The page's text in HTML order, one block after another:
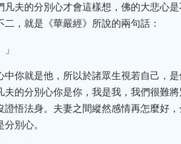
凡夫的分別心才會這樣想，佛的大悲心
，就是《華嚴經》所說的兩句話：
中你就是他，所以於諸眾生視若自己，
的分別心你是你，我是我，我們很難
悟法身。夫妻之間縱然感情再怎麼好
別心。